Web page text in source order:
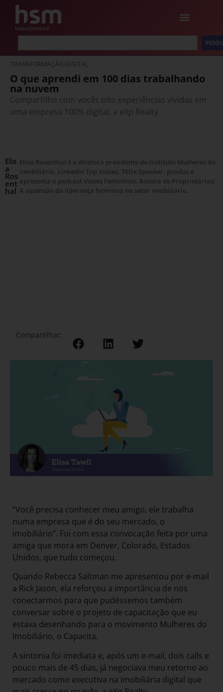
TRANSFORMAÇÃO DIGITAL
O que aprendi em 100 dias trabalhando
na nuvem
Compartilho com vocês oito experiências vividas em
uma empresa 100% digital, a eXp Realty
Elis
a
Ros
ent
hal
Elisa Rosenthal é a diretora presidente do Instituto Mulheres do
Imobiliário. LinkedIn Top Voices, TEDx Speaker, produz e
apresenta o podcast Vieses Femininos. Autora de Proprietárias:
A ascensão da liderança feminina no setor imobiliário.
Compartilhar:
“Você precisa conhecer meu amigo, ele trabalha
numa empresa que é do seu mercado, o
imobiliário”. Foi com essa convocação feita por uma
amiga que mora em Denver, Colorado, Estados
Unidos, que tudo começou.
Quando Rebecca Saltman me apresentou por e-mail
a Rick Jason, ela reforçou a importância de nos
conectarmos para que pudéssemos também
conversar sobre o projeto de capacitação que eu
estava desenhando para o movimento Mulheres do
Imobiliário, o Capacita.
A sintonia foi imediata e, após um e-mail, dois calls e
pouco mais de 45 dias, já negociava meu retorno ao
mercado como executiva na imobiliária digital que